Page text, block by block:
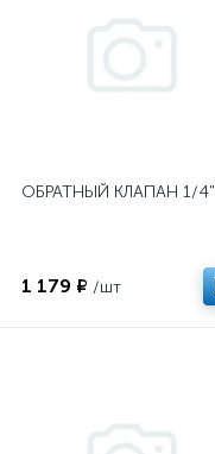
ОБРАТНЫЙ КЛАПАН 1/4"
1 179 ₽ /шт